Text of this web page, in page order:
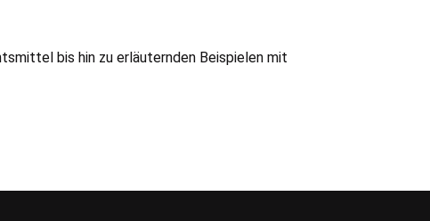
bis hin zu erläuternden Beispielen mit